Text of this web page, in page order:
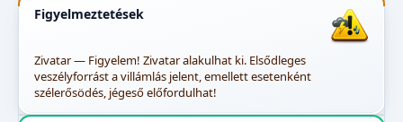
Figyelmeztetések
Zivatar — Figyelem! Zivatar alakulhat ki. Elsődleges
veszélyforrást a villámlás jelent, emellett esetenként
szélerősödés, jégeső előfordulhat!